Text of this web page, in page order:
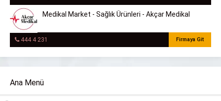
Medikal Market - Sağlık Ürünleri - Akçar Medikal
444 4 231 Firmaya Git
Ana Menü